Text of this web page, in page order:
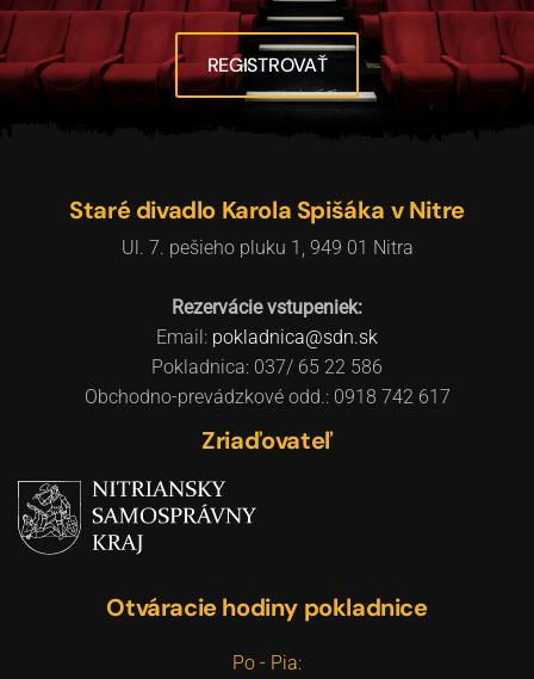
REGISTROVAŤ
Staré divadlo Karola Spišáka v Nitre
Ul. 7. pešieho pluku 1, 949 01 Nitra
Rezervácie vstupeniek:
Email: pokladnica@sdn.sk
Pokladnica: 037/ 65 22 586
Obchodno-prevádzkové odd.: 0918 742 617
Zriaďovateľ
Otváracie hodiny pokladnice
Po - Pia: